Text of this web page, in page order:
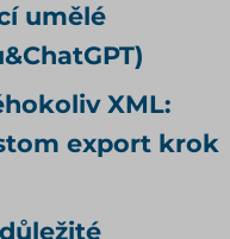
umělé
XML:
export krok